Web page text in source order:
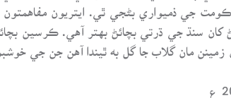
جي ذميواري بڻجي ٿي. ايتريون
کان سنڌ جي ڌرتي بچائڻ بهتر آهي. ڪرسين
زمينن مان گلاب جا گل به ٿيندا آهن جن جي